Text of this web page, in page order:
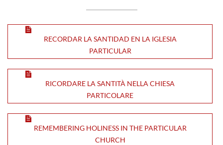
RECORDAR LA SANTIDAD EN LA IGLESIA
PARTICULAR
RICORDARE LA SANTITÀ NELLA CHIESA
PARTICOLARE
REMEMBERING HOLINESS IN THE PARTICULAR
CHURCH